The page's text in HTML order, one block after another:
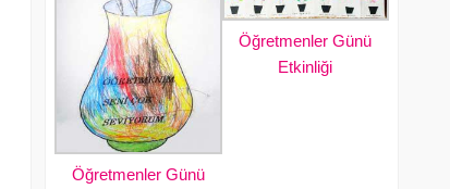
Öğretmenler Günü
Öğretmenler Günü
Etkinliği